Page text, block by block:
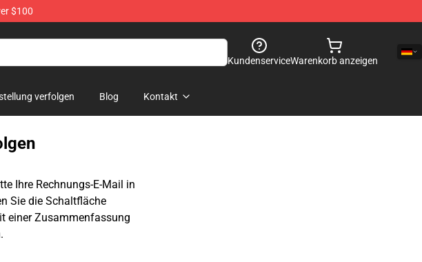
$100
KundenserviceWarenkorb anzeigen
verfolgen Blog Kontakt
Ihre Rechnungs-E-Mail in
Sie die Schaltfläche
einer Zusammenfassung